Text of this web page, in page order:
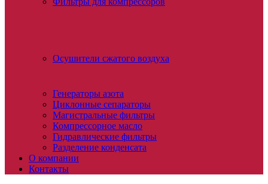
Осушители сжатого воздуха
Генераторы азота
Циклонные сепараторы
Магистральные фильтры
Компрессорное масло
Гидравлические фильтры
Разделение конденсата
О компании
Контакты